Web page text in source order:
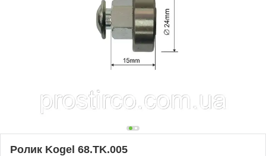
Ролик Kogel 68.TK.005